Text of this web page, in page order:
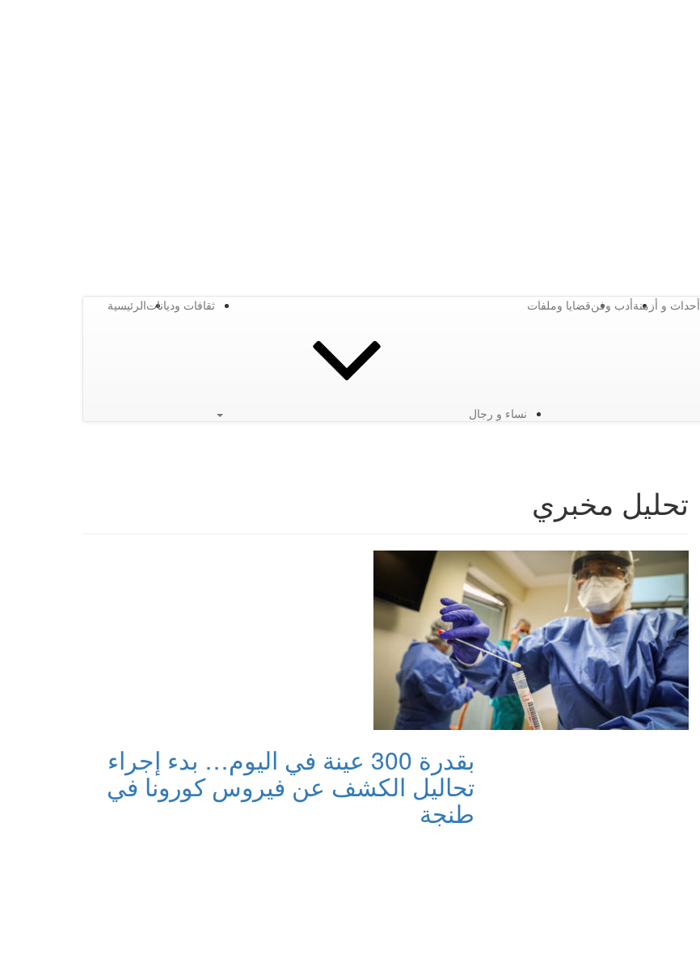
الرئيسيةثقافات وديانات
نساء و رجال
قضايا وملفاتأدب وفنأحداث و أزمنة
تحليل مخبري
بقدرة 300 عينة في اليوم… بدء إجراء
تحاليل الكشف عن فيروس كورونا في
طنجة